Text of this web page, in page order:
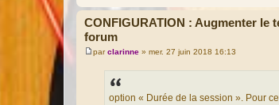
CONFIGURATION : Augmenter
forum
M
parclarinne » mer. 27 juin 2018 16:13
option « Durée de la session ». Pour